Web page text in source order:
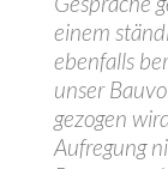
einem
ebenfalls
unser
gezogen
Aufregung